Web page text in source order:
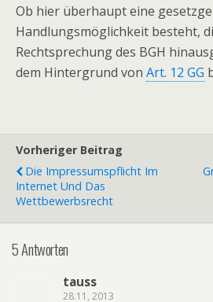
Ob hier überhaupt eine
Handlungsmöglichkeit besteht,
Rechtsprechung des BGH
dem Hintergrund von Art. 12 GG
Vorheriger Beitrag
Die Impressumspflicht Im
Internet Und Das
Wettbewerbsrecht
5 Antworten
tauss
28.11, 2013